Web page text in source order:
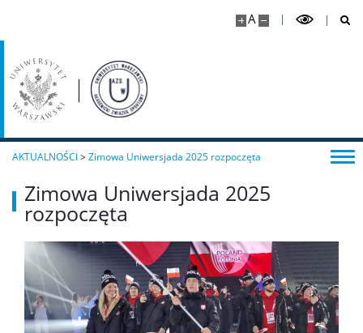
A
AKTUALNOŚCI>Zimowa Uniwersjada 2025 rozpoczęta
Zimowa Uniwersjada 2025
rozpoczęta